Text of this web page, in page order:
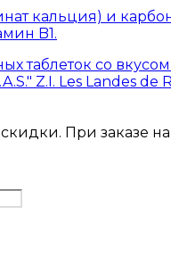
кальция) и
B1.
таблеток со
Z.I. Les Landes de
При заказе